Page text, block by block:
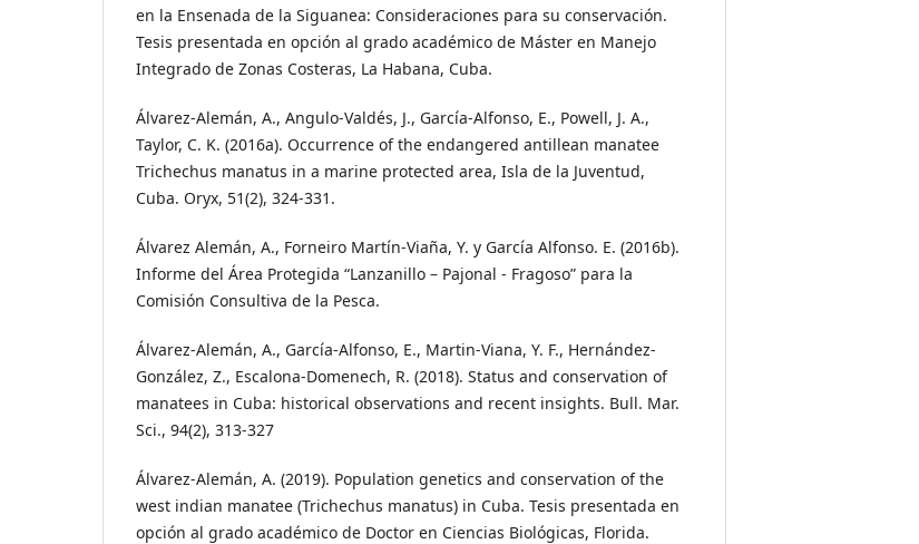
en la Ensenada de la Siguanea: Consideraciones para su conservación.
Tesis presentada en opción al grado académico de Máster en Manejo
Integrado de Zonas Costeras, La Habana, Cuba.
Álvarez-Alemán, A., Angulo-Valdés, J., García-Alfonso, E., Powell, J. A.,
Taylor, C. K. (2016a). Occurrence of the endangered antillean manatee
Trichechus manatus in a marine protected area, Isla de la Juventud,
Cuba. Oryx, 51(2), 324-331.
Álvarez Alemán, A., Forneiro Martín-Viaña, Y. y García Alfonso. E. (2016b).
Informe del Área Protegida “Lanzanillo – Pajonal - Fragoso” para la
Comisión Consultiva de la Pesca.
Álvarez-Alemán, A., García-Alfonso, E., Martin-Viana, Y. F., Hernández-
González, Z., Escalona-Domenech, R. (2018). Status and conservation of
manatees in Cuba: historical observations and recent insights. Bull. Mar.
Sci., 94(2), 313-327
Álvarez-Alemán, A. (2019). Population genetics and conservation of the
west indian manatee (Trichechus manatus) in Cuba. Tesis presentada en
opción al grado académico de Doctor en Ciencias Biológicas, Florida.